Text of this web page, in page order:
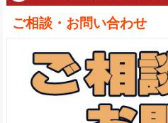
ご相談・お問い合わせ